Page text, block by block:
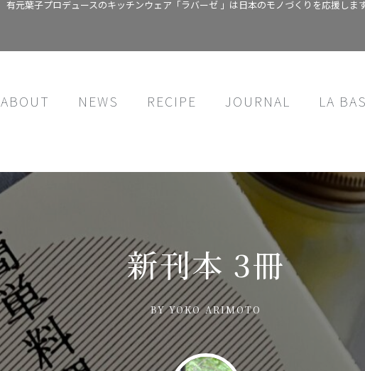
有元葉子プロデュースのキッチンウェア「ラバーゼ 」は日本のモノづくりを応援しま
ABOUT NEWS RECIPE JOURNAL LA
新刊本 3冊
BYYOKO ARIMOTO